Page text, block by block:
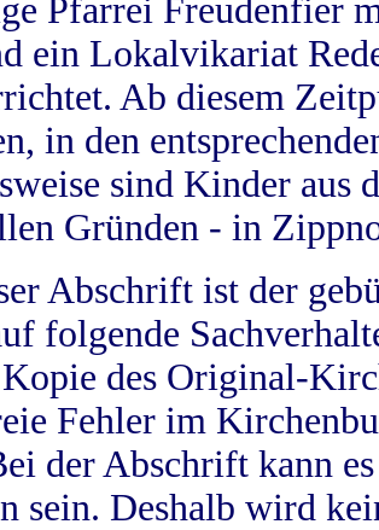
Pfarrei Freudenfier
ein Lokalvikariat
Ab diesem
in den
sind Kinder aus
Gründen - in
Abschrift ist der
folgende
des Original-
Fehler im
der Abschrift kann
sein. Deshalb wird